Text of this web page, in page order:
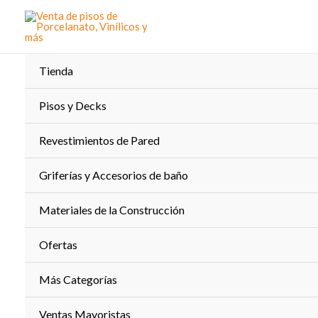
contenido
Tienda
Pisos y Decks
Revestimientos de Pared
Griferías y Accesorios de baño
Materiales de la Construcción
Ofertas
Más Categorías
Ventas Mayoristas